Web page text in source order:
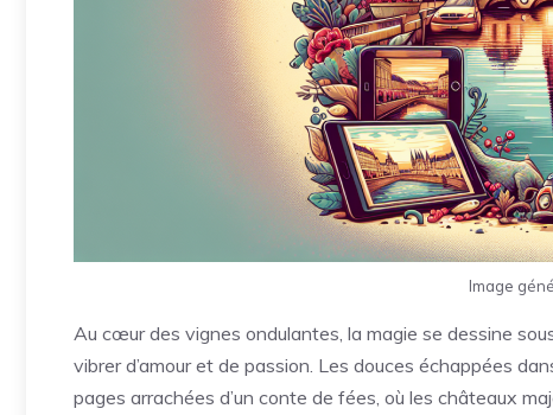
Image
Au cœur des vignes ondulantes, la magie se dessine
vibrer d’amour et de passion. Les douces échappées
pages arrachées d’un conte de fées, où les châteaux